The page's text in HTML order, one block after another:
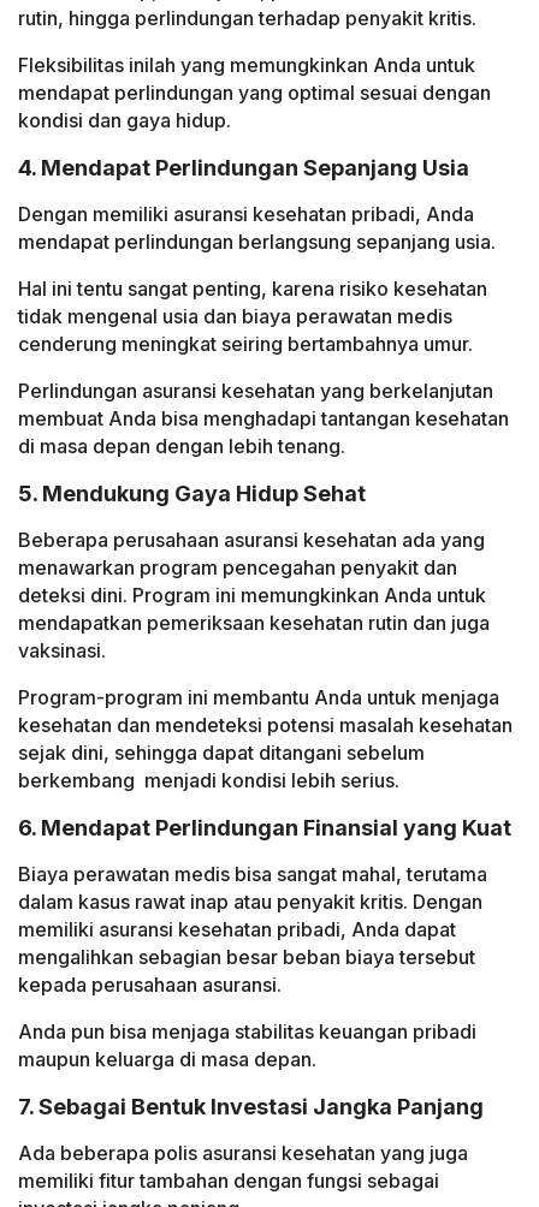
rutin, hingga perlindungan terhadap penyakit kritis.
Fleksibilitas inilah yang memungkinkan Anda untuk
mendapat perlindungan yang optimal sesuai dengan
kondisi dan gaya hidup.
4. Mendapat Perlindungan Sepanjang Usia
Dengan memiliki asuransi kesehatan pribadi, Anda
mendapat perlindungan berlangsung sepanjang usia.
Hal ini tentu sangat penting, karena risiko kesehatan
tidak mengenal usia dan biaya perawatan medis
cenderung meningkat seiring bertambahnya umur.
Perlindungan asuransi kesehatan yang berkelanjutan
membuat Anda bisa menghadapi tantangan kesehatan
di masa depan dengan lebih tenang.
5. Mendukung Gaya Hidup Sehat
Beberapa perusahaan asuransi kesehatan ada yang
menawarkan program pencegahan penyakit dan
deteksi dini. Program ini memungkinkan Anda untuk
mendapatkan pemeriksaan kesehatan rutin dan juga
vaksinasi.
Program-program ini membantu Anda untuk menjaga
kesehatan dan mendeteksi potensi masalah kesehatan
sejak dini, sehingga dapat ditangani sebelum
berkembang menjadi kondisi lebih serius.
6. Mendapat Perlindungan Finansial yang Kuat
Biaya perawatan medis bisa sangat mahal, terutama
dalam kasus rawat inap atau penyakit kritis. Dengan
memiliki asuransi kesehatan pribadi, Anda dapat
mengalihkan sebagian besar beban biaya tersebut
kepada perusahaan asuransi.
Anda pun bisa menjaga stabilitas keuangan pribadi
maupun keluarga di masa depan.
7. Sebagai Bentuk Investasi Jangka Panjang
Ada beberapa polis asuransi kesehatan yang juga
memiliki fitur tambahan dengan fungsi sebagai